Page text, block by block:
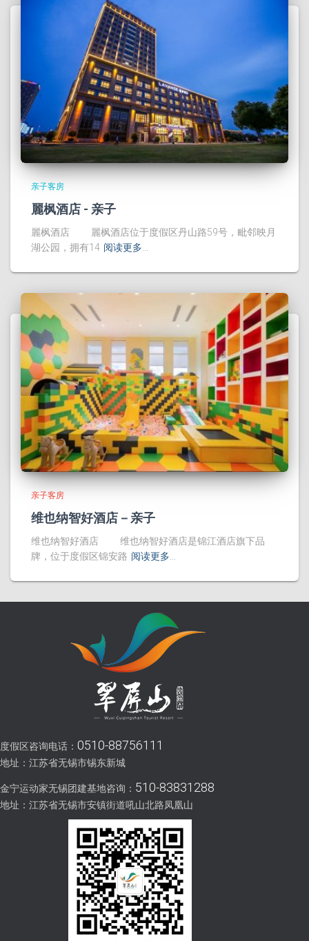
亲子客房
麗枫酒店 - 亲子
麗枫酒店 麗枫酒店位于度假区丹山路59号，毗邻映月
湖公园，拥有14 阅读更多…
亲子客房
维也纳智好酒店－亲子
维也纳智好酒店 维也纳智好酒店是锦江酒店旗下品
牌，位于度假区锦安路 阅读更多…
度假区咨询电话： 0510-88756111
地址：江苏省无锡市锡东新城
金宁运动家无锡团建基地咨询： 510-83831288
地址：江苏省无锡市安镇街道吼山北路凤凰山